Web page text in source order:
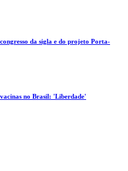
da sigla e do projeto Porta-
no Brasil: 'Liberdade'